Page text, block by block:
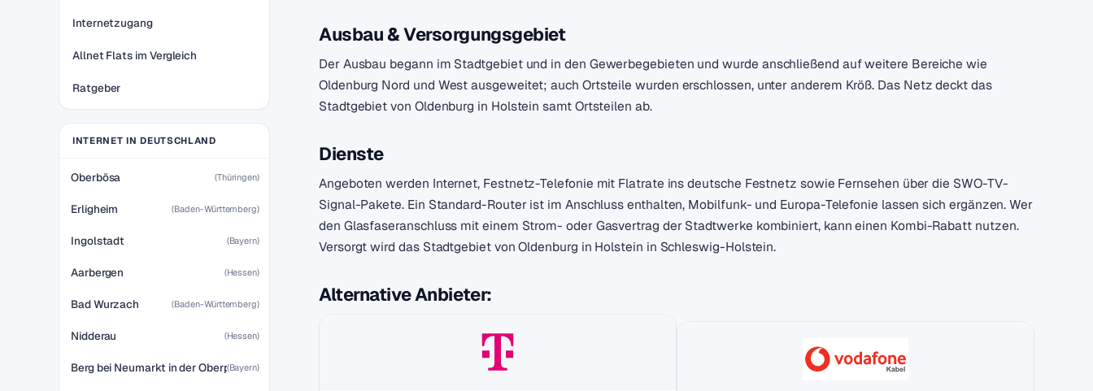
Internetzugang
Allnet Flats im Vergleich
Ratgeber
INTERNET IN DEUTSCHLAND
Oberbösa (Thüringen)
Erligheim (Baden-Württemberg)
Ingolstadt (Bayern)
Aarbergen (Hessen)
Bad Wurzach (Baden-Württemberg)
Nidderau (Hessen)
Berg bei Neumarkt in der Oberpfalz
(Bayern)
Ausbau & Versorgungsgebiet
Der Ausbau begann im Stadtgebiet und in den Gewerbegebieten und wurde anschließend auf weitere Bereiche wie
Oldenburg Nord und West ausgeweitet; auch Ortsteile wurden erschlossen, unter anderem Kröß. Das Netz deckt das
Stadtgebiet von Oldenburg in Holstein samt Ortsteilen ab.
Dienste
Angeboten werden Internet, Festnetz-Telefonie mit Flatrate ins deutsche Festnetz sowie Fernsehen über die SWO-TV-
Signal-Pakete. Ein Standard-Router ist im Anschluss enthalten, Mobilfunk- und Europa-Telefonie lassen sich ergänzen. Wer
den Glasfaseranschluss mit einem Strom- oder Gasvertrag der Stadtwerke kombiniert, kann einen Kombi-Rabatt nutzen.
Versorgt wird das Stadtgebiet von Oldenburg in Holstein in Schleswig-Holstein.
Alternative Anbieter: